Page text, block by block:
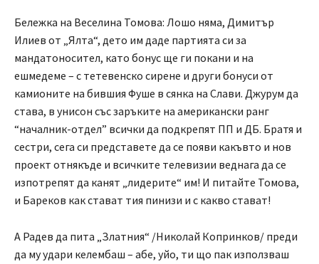
Бележка на Веселина Томова: Лошо няма, Димитър
Илиев от „Ялта“, дето им даде партията си за
мандатоносител, като бонус ще ги покани и на
ешмедеме – с тетевенско сирене и други бонуси от
камионите на бившия Фуше в сянка на Слави. Джурум да
става, в унисон със заръките на американски ранг
“началник-отдел” всички да подкрепят ПП и ДБ. Братя и
сестри, сега си представете да се появи какъвто и нов
проект отнякъде и всичките телевизии веднага да се
изпотрепят да канят „лидерите“ им! И питайте Томова,
и Бареков как стават тия пинизи и с какво стават!
А Радев да пита „Златния“ /Николай Копринков/ преди
да му удари келембаш – абе, уйо, ти що пак използваш